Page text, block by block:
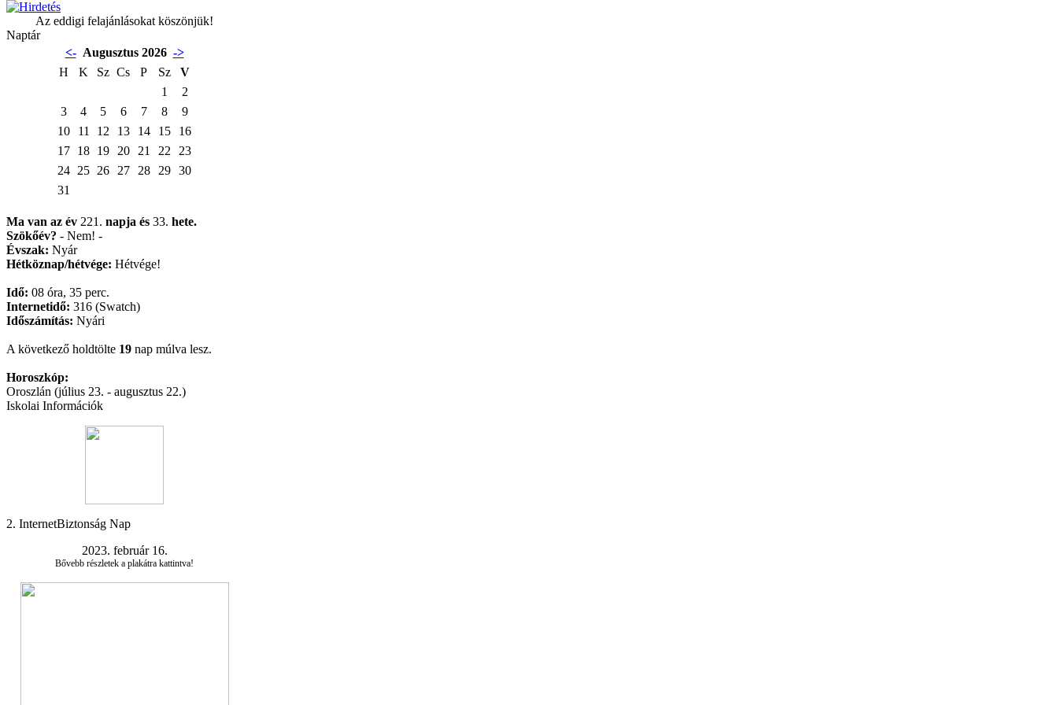
Az eddigi felajánlásokat köszönjük!
Naptár
<- Augusztus 2026 ->
H
K Sz Cs P Sz
V
1
2
3
4 5 6 7 8
9
10
11 12 13 14 15
16
17 18 19 20 21 22
23
24 25 26 27 28 29
30
31
Ma van az év 221. napja és 33. hete.
Szökőév? - Nem! -
Évszak: Nyár
Hétköznap/hétvége: Hétvége!
Idő: 08 óra, 35 perc.
Internetidő: 316 (Swatch)
Időszámítás: Nyári
A következő holdtölte 19 nap múlva lesz.
Horoszkóp:
Oroszlán (július 23. - augusztus 22.)
Iskolai Információk
2. InternetBiztonság Nap
2023. február 16.
Bővebb részletek a plakátra kattintva!